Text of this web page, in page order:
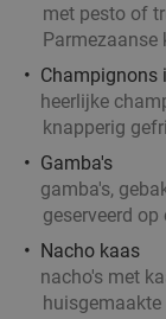
met pesto of
Parmezaanse
Champignons
heerlijke
knapperig
Gamba's
gamba's,
geserveerd
Nacho kaas
nacho's met